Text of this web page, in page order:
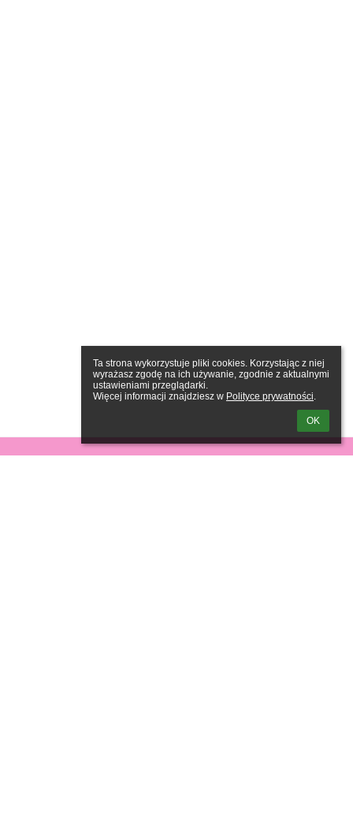
Ta strona wykorzystuje pliki cookies. Korzystając z niej
wyrażasz zgodę na ich używanie, zgodnie z aktualnymi
ustawieniami przeglądarki.
Więcej informacji znajdziesz w Polityce prywatności.
OK